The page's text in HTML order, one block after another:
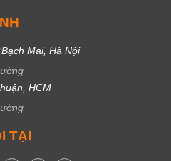
Mai, Hà Nội
HCM
TẠI